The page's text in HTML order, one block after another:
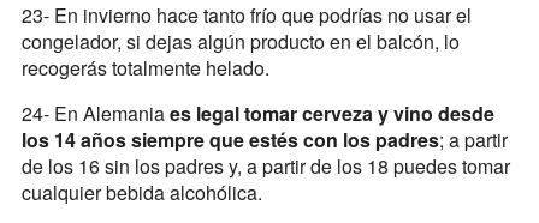
23- En invierno hace tanto frío que podrías no usar el
congelador, si dejas algún producto en el balcón, lo
recogerás totalmente helado.
24- En Alemaniaes legal tomar cerveza y vino desde
los 14 años siempre que estés con los padres; a partir
de los 16 sin los padres y, a partir de los 18 puedes tomar
cualquier bebida alcohólica.